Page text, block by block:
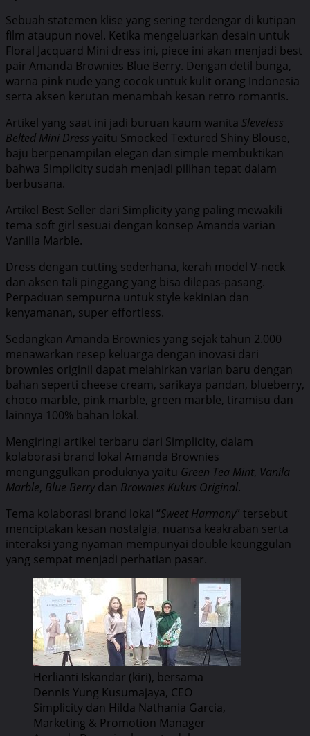
Sebuah statemen klise yang sering terdengar di kutipan
film ataupun novel. Ketika mengeluarkan desain untuk
Floral Jacquard Mini dress ini, piece ini akan menjadi best
pair Amanda Brownies Blue Berry. Dengan detil bunga,
warna pink nude yang cocok untuk kulit orang Indonesia
serta aksen kerutan menambah kesan retro romantis.
Artikel yang saat ini jadi buruan kaum wanita Sleveless
Belted Mini Dress yaitu Smocked Textured Shiny Blouse,
baju berpenampilan elegan dan simple membuktikan
bahwa Simplicity sudah menjadi pilihan tepat dalam
berbusana.
Artikel Best Seller dari Simplicity yang paling mewakili
tema soft girl sesuai dengan konsep Amanda varian
Vanilla Marble.
Dress dengan cutting sederhana, kerah model V-neck
dan aksen tali pinggang yang bisa dilepas-pasang.
Perpaduan sempurna untuk style kekinian dan
kenyamanan, super effortless.
Sedangkan Amanda Brownies yang sejak tahun 2.000
menawarkan resep keluarga dengan inovasi dari
brownies originil dapat melahirkan varian baru dengan
bahan seperti cheese cream, sarikaya pandan, blueberry,
choco marble, pink marble, green marble, tiramisu dan
lainnya 100% bahan lokal.
Mengiringi artikel terbaru dari Simplicity, dalam
kolaborasi brand lokal Amanda Brownies
mengunggulkan produknya yaitu Green Tea Mint, Vanila
Marble, Blue Berrydan Brownies Kukus Original.
Tema kolaborasi brand lokal “Sweet Harmony” tersebut
menciptakan kesan nostalgia, nuansa keakraban serta
interaksi yang nyaman mempunyai double keunggulan
yang sempat menjadi perhatian pasar.
Herlianti Iskandar (kiri), bersama
Dennis Yung Kusumajaya, CEO
Simplicity dan Hilda Nathania Garcia,
Marketing & Promotion Manager